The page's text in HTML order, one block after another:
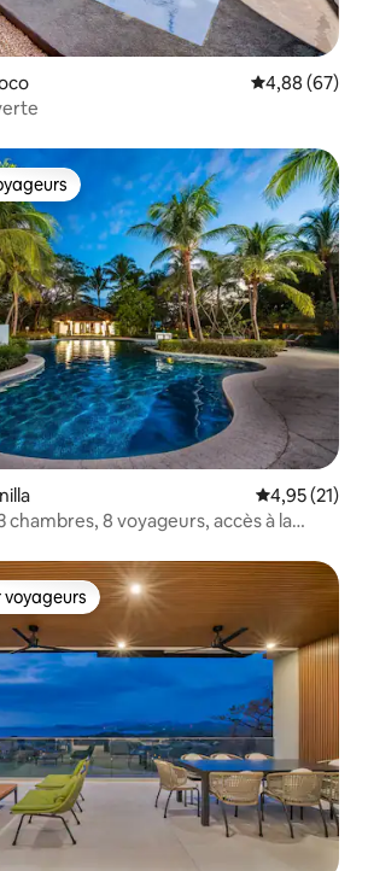
Note
4,88 (67)
Note
4,95 (21)
chambres, 8 voyageurs, accès à la
parmi les plus aimés